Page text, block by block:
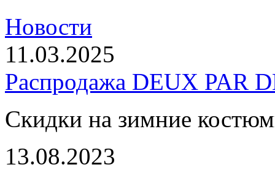
Новости
11.03.2025
Распродажа DEUX PAR
Скидки на зимние
13.08.2023